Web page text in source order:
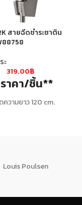
สายฉีดชำระซาติน
ะ
319.00฿
าคา/ชิ้น**
ความยาว 120 cm.
Louis Poulsen